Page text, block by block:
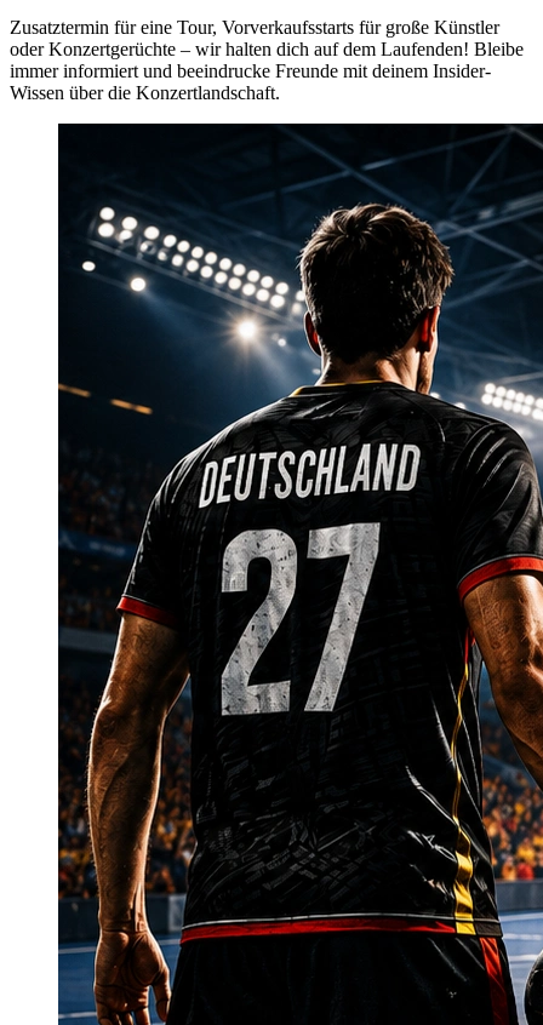
Zusatztermin für eine Tour, Vorverkaufsstarts für große Künstler
oder Konzertgerüchte – wir halten dich auf dem Laufenden! Bleibe
immer informiert und beeindrucke Freunde mit deinem Insider-
Wissen über die Konzertlandschaft.